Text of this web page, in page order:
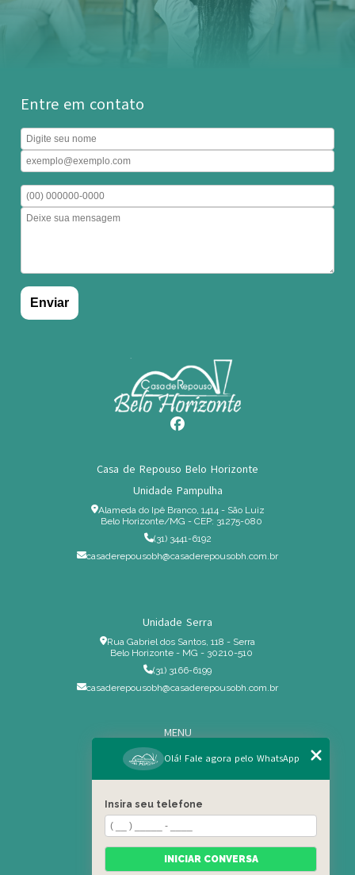
Entre em contato
Casa de Repouso Belo Horizonte
Unidade Pampulha
Alameda do Ipê Branco, 1414 - São Luiz
Belo Horizonte/MG - CEP: 31275-080
(31) 3441-6192
casaderepousobh@casaderepousobh.com.br
Unidade Serra
Rua Gabriel dos Santos, 118 - Serra
Belo Horizonte - MG - 30210-510
(31) 3166-6199
casaderepousobh@casaderepousobh.com.br
MENU
Home
Institucional
Serviços Especiais
Blog
Residência
Olá! Fale agora pelo WhatsApp
Insira seu telefone
INICIAR CONVERSA